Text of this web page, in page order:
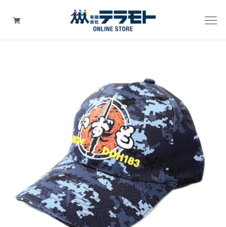
Tシャツ・ウェア
キャップ（帽子）
ZIPPO
ワッペン
その他グッズ（バッグ・タオル・ストラップ・
マスク等）